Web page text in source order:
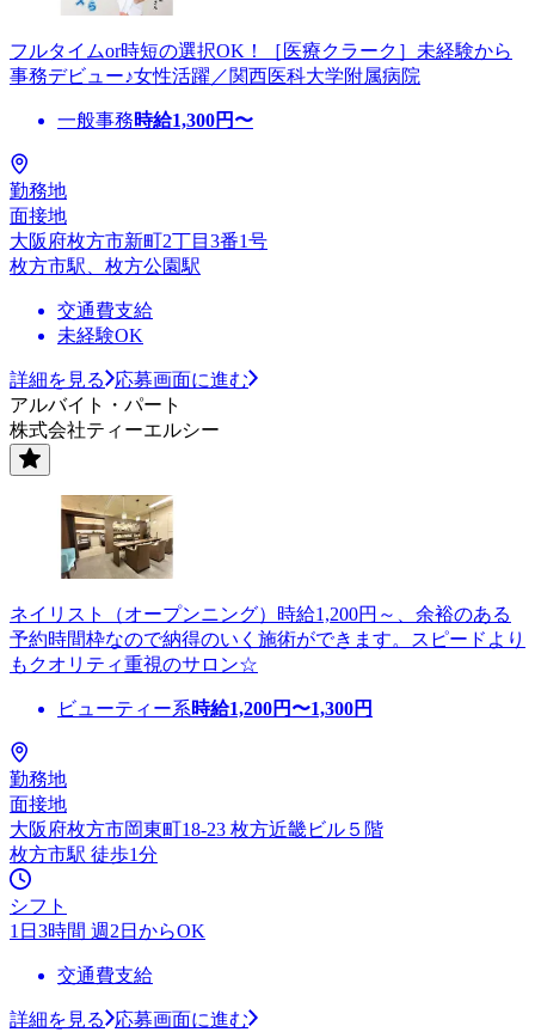
フルタイムor時短の選択OK！［医療クラーク］未経験から
事務デビュー♪女性活躍／関西医科大学附属病院
一般事務時給1,300円〜
勤務地
面接地
大阪府枚方市新町2丁目3番1号
枚方市駅、枚方公園駅
交通費支給
未経験OK
詳細を見る
応募画面に進む
アルバイト・パート
株式会社ティーエルシー
ネイリスト（オープンニング）時給1,200円～、余裕のある
予約時間枠なので納得のいく施術ができます。スピードより
もクオリティ重視のサロン☆
ビューティー系時給1,200円〜1,300円
勤務地
面接地
大阪府枚方市岡東町18-23 枚方近畿ビル５階
枚方市駅 徒歩1分
シフト
1日3時間 週2日からOK
交通費支給
詳細を見る
応募画面に進む